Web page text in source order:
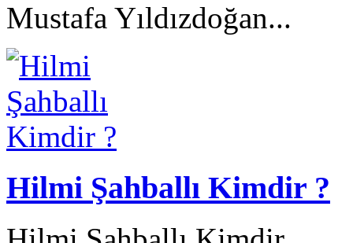
Mustafa Yıldızdoğan...
Hilmi Şahballı Kimdir ?